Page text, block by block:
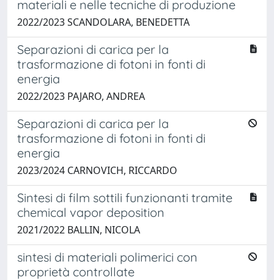
materiali e nelle tecniche di produzione
2022/2023 SCANDOLARA, BENEDETTA
Separazioni di carica per la
trasformazione di fotoni in fonti di
energia
2022/2023 PAJARO, ANDREA
Separazioni di carica per la
trasformazione di fotoni in fonti di
energia
2023/2024 CARNOVICH, RICCARDO
Sintesi di film sottili funzionanti tramite
chemical vapor deposition
2021/2022 BALLIN, NICOLA
sintesi di materiali polimerici con
proprietà controllate